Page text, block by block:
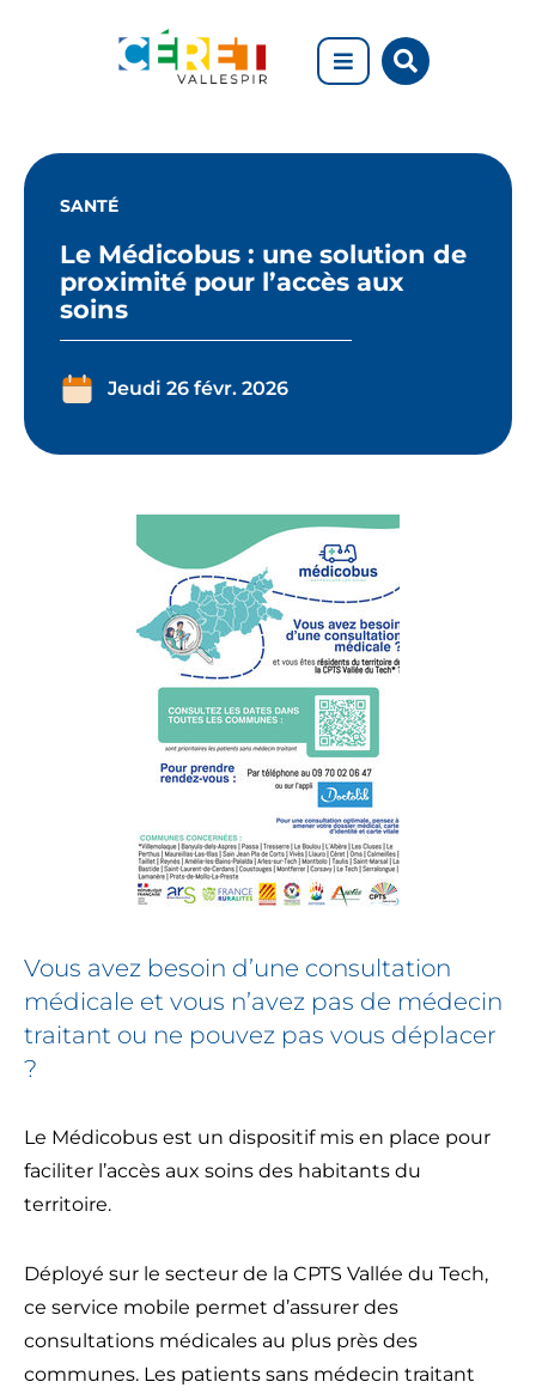
Aller à la recherche
sur
Le
Médicobus
une
solution
de
proximité
pour
SANTÉ
Le Médicobus : une solution de
proximité pour l’accès aux
soins
Jeudi 26 févr. 2026
Vous avez besoin d’une consultation
médicale et vous n’avez pas de médecin
traitant ou ne pouvez pas vous déplacer
?
Le Médicobus est un dispositif mis en place pour
faciliter l’accès aux soins des habitants du
territoire.
Déployé sur le secteur de la CPTS Vallée du Tech,
ce service mobile permet d’assurer des
consultations médicales au plus près des
communes. Les patients sans médecin traitant